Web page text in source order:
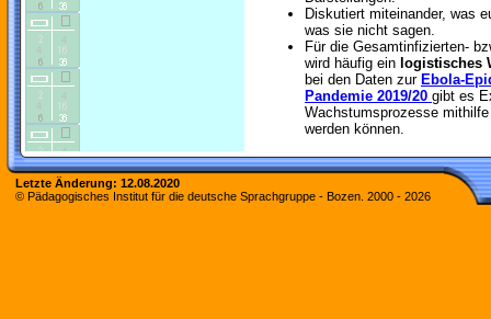
Diskutiert miteinander, was
was sie nicht sagen.
Für die Gesamtinfizierten-
wird häufig ein logistisches
bei den Daten zur Ebola-
Pandemie 2019/20 gibt es
Wachstumsprozesse
werden können.
Letzte Änderung: 12.08.2020
© Pädagogisches Institut für die deutsche Sprachgruppe - Bozen. 2000 - 2026